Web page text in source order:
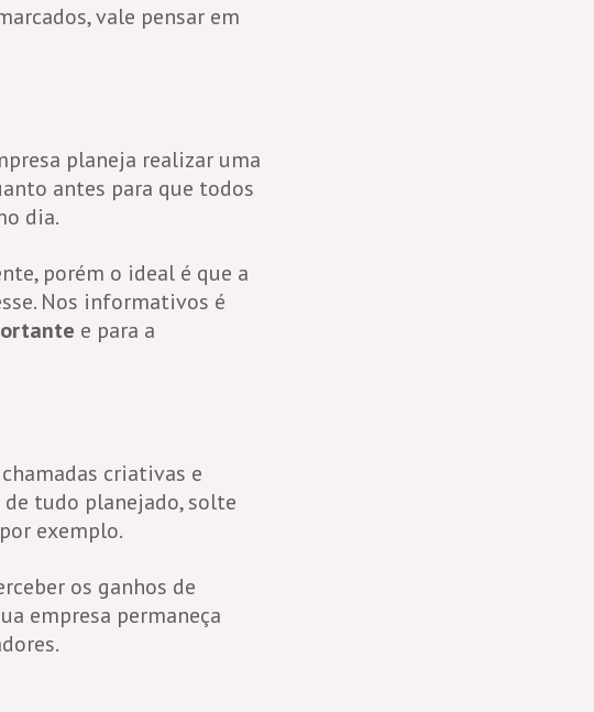
vale pensar em
planeja realizar uma
antes para que todos
dia.
porém o ideal é que a
Nos informativos é
e para a
criativas e
tudo planejado, solte
exemplo.
os ganhos de
empresa permaneça